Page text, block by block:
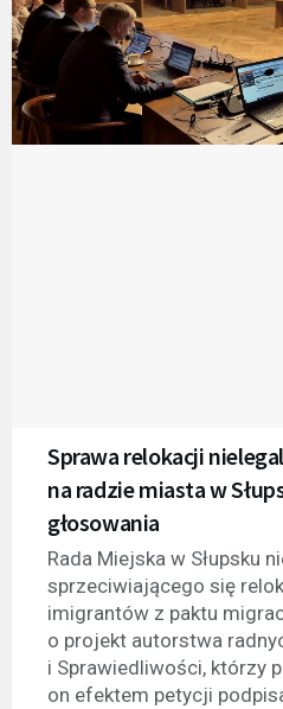
Sprawa relokacji
na radzie miasta w
głosowania
Rada Miejska w Słupsku
sprzeciwiającego się
imigrantów z paktu
o projekt autorstwa
i Sprawiedliwości, którzy
on efektem petycji